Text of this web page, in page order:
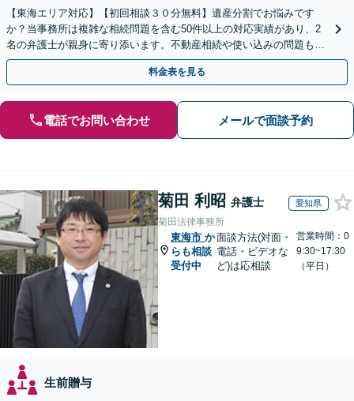
【東海エリア対応】【初回相談３０分無料】遺産分割でお悩みです
か？当事務所は複雑な相続問題を含む50件以上の対応実績があり、2
名の弁護士が親身に寄り添います。不動産相続や使い込みの問題も分
かりやすく解説。WEB相談可能。LINE予約受付中
料金表を見る
電話でお問い合わせ メールで面談予約
菊田 利昭 弁護士 愛知県
菊田法律事務所
東海市 か
らも相談
受付中
面談方法(対面・
電話・ビデオな
ど)は応相談
営業時間：0
9:30~17:30
（平日）
生前贈与